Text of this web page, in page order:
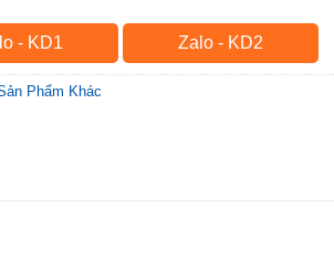
- KD1 Zalo - KD2
Phẩm Khác